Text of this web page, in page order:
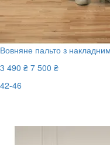
Вовняне пальто з
3 490 ₴ 7 500 ₴
42-46